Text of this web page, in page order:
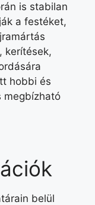
is stabilan
a festéket,
kerítések,
hobbi és
megbízható
belül